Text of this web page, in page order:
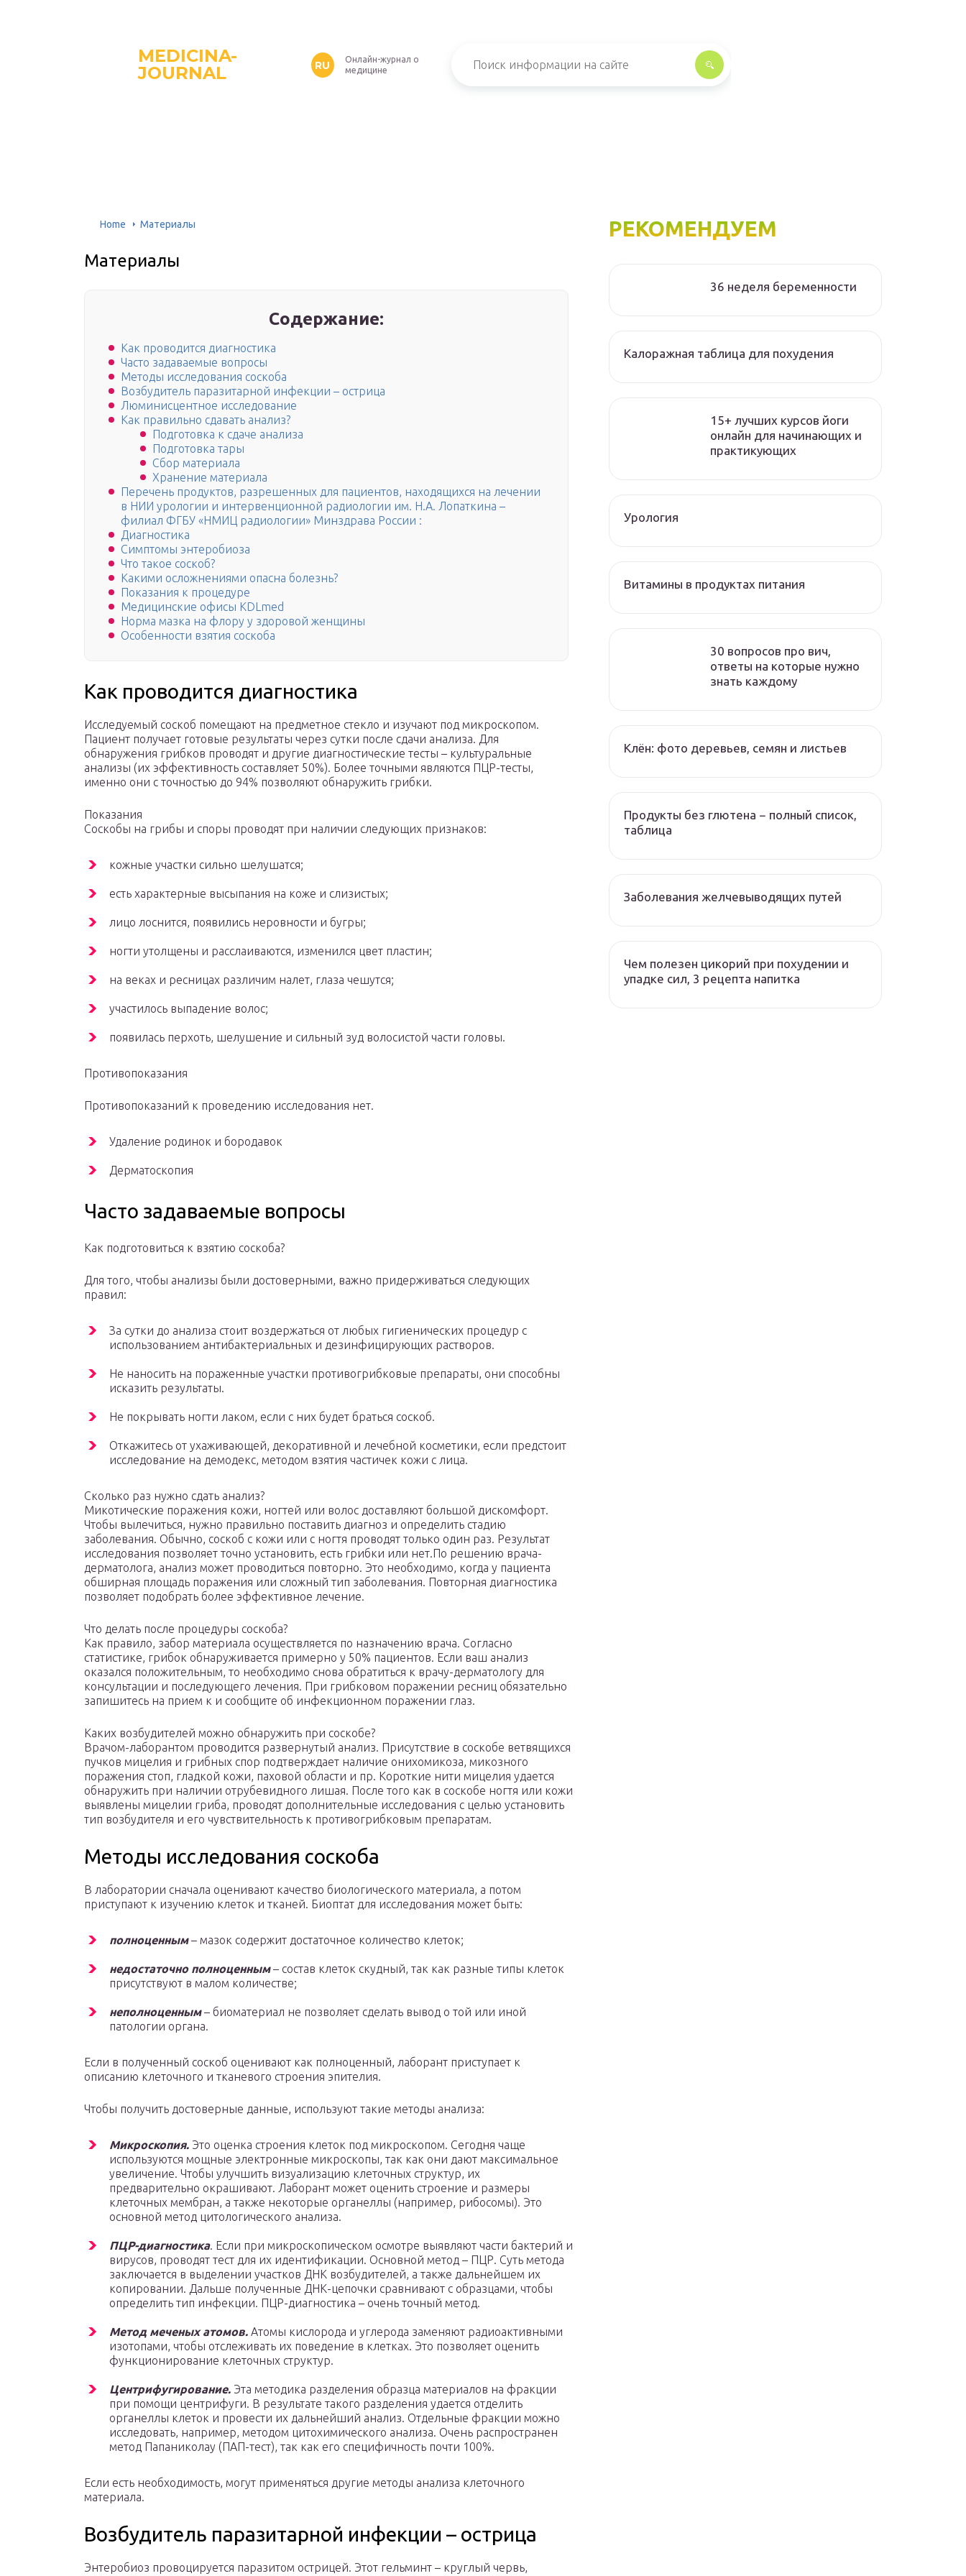
MEDICINA-
JOURNAL
RU
Онлайн-журнал о
медицине
Home Материалы
Материалы
Содержание:
Как проводится диагностика
Часто задаваемые вопросы
Методы исследования соскоба
Возбудитель паразитарной инфекции – острица
Люминисцентное исследование
Как правильно сдавать анализ?
Подготовка к сдаче анализа
Подготовка тары
Сбор материала
Хранение материала
Перечень продуктов, разрешенных для пациентов, находящихся на лечении
в НИИ урологии и интервенционной радиологии им. Н.А. Лопаткина –
филиал ФГБУ «НМИЦ радиологии» Минздрава России :
Диагностика
Симптомы энтеробиоза
Что такое соскоб?
Какими осложнениями опасна болезнь?
Показания к процедуре
Медицинские офисы KDLmed
Норма мазка на флору у здоровой женщины
Особенности взятия соскоба
Как проводится диагностика
Исследуемый соскоб помещают на предметное стекло и изучают под микроскопом.
Пациент получает готовые результаты через сутки после сдачи анализа. Для
обнаружения грибков проводят и другие диагностические тесты – культуральные
анализы (их эффективность составляет 50%). Более точными являются ПЦР-тесты,
именно они с точностью до 94% позволяют обнаружить грибки.
Показания
Соскобы на грибы и споры проводят при наличии следующих признаков:
кожные участки сильно шелушатся;
есть характерные высыпания на коже и слизистых;
лицо лоснится, появились неровности и бугры;
ногти утолщены и расслаиваются, изменился цвет пластин;
на веках и ресницах различим налет, глаза чешутся;
участилось выпадение волос;
появилась перхоть, шелушение и сильный зуд волосистой части головы.
Противопоказания
Противопоказаний к проведению исследования нет.
Удаление родинок и бородавок
Дерматоскопия
Часто задаваемые вопросы
Как подготовиться к взятию соскоба?
Для того, чтобы анализы были достоверными, важно придерживаться следующих
правил:
За сутки до анализа стоит воздержаться от любых гигиенических процедур с
использованием антибактериальных и дезинфицирующих растворов.
Не наносить на пораженные участки противогрибковые препараты, они способны
исказить результаты.
Не покрывать ногти лаком, если с них будет браться соскоб.
Откажитесь от ухаживающей, декоративной и лечебной косметики, если предстоит
исследование на демодекс, методом взятия частичек кожи с лица.
Сколько раз нужно сдать анализ?
Микотические поражения кожи, ногтей или волос доставляют большой дискомфорт.
Чтобы вылечиться, нужно правильно поставить диагноз и определить стадию
заболевания. Обычно, соскоб с кожи или с ногтя проводят только один раз. Результат
исследования позволяет точно установить, есть грибки или нет.По решению врача-
дерматолога, анализ может проводиться повторно. Это необходимо, когда у пациента
обширная площадь поражения или сложный тип заболевания. Повторная диагностика
позволяет подобрать более эффективное лечение.
Что делать после процедуры соскоба?
Как правило, забор материала осуществляется по назначению врача. Согласно
статистике, грибок обнаруживается примерно у 50% пациентов. Если ваш анализ
оказался положительным, то необходимо снова обратиться к врачу-дерматологу для
консультации и последующего лечения. При грибковом поражении ресниц обязательно
запишитесь на прием к и сообщите об инфекционном поражении глаз.
Каких возбудителей можно обнаружить при соскобе?
Врачом-лаборантом проводится развернутый анализ. Присутствие в соскобе ветвящихся
пучков мицелия и грибных спор подтверждает наличие онихомикоза, микозного
поражения стоп, гладкой кожи, паховой области и пр. Короткие нити мицелия удается
обнаружить при наличии отрубевидного лишая. После того как в соскобе ногтя или кожи
выявлены мицелии гриба, проводят дополнительные исследования с целью установить
тип возбудителя и его чувствительность к противогрибковым препаратам.
Методы исследования соскоба
В лаборатории сначала оценивают качество биологического материала, а потом
приступают к изучению клеток и тканей. Биоптат для исследования может быть:
полноценным– мазок содержит достаточное количество клеток;
недостаточно полноценным– состав клеток скудный, так как разные типы клеток
присутствуют в малом количестве;
неполноценным– биоматериал не позволяет сделать вывод о той или иной
патологии органа.
Если в полученный соскоб оценивают как полноценный, лаборант приступает к
описанию клеточного и тканевого строения эпителия.
Чтобы получить достоверные данные, используют такие методы анализа:
Микроскопия. Это оценка строения клеток под микроскопом. Сегодня чаще
используются мощные электронные микроскопы, так как они дают максимальное
увеличение. Чтобы улучшить визуализацию клеточных структур, их
предварительно окрашивают. Лаборант может оценить строение и размеры
клеточных мембран, а также некоторые органеллы (например, рибосомы). Это
основной метод цитологического анализа.
ПЦР-диагностика. Если при микроскопическом осмотре выявляют части бактерий и
вирусов, проводят тест для их идентификации. Основной метод – ПЦР. Суть метода
заключается в выделении участков ДНК возбудителей, а также дальнейшем их
копировании. Дальше полученные ДНК-цепочки сравнивают с образцами, чтобы
определить тип инфекции. ПЦР-диагностика – очень точный метод.
Метод меченых атомов. Атомы кислорода и углерода заменяют радиоактивными
изотопами, чтобы отслеживать их поведение в клетках. Это позволяет оценить
функционирование клеточных структур.
Центрифугирование. Эта методика разделения образца материалов на фракции
при помощи центрифуги. В результате такого разделения удается отделить
органеллы клеток и провести их дальнейший анализ. Отдельные фракции можно
исследовать, например, методом цитохимического анализа. Очень распространен
метод Папаниколау (ПАП-тест), так как его специфичность почти 100%.
Если есть необходимость, могут применяться другие методы анализа клеточного
материала.
Возбудитель паразитарной инфекции – острица
Энтеробиоз провоцируется паразитом острицей. Этот гельминт – круглый червь,
РЕКОМЕНДУЕМ
36 неделя беременности
Калоражная таблица для похудения
15+ лучших курсов йоги
онлайн для начинающих и
практикующих
Урология
Витамины в продуктах питания
30 вопросов про вич,
ответы на которые нужно
знать каждому
Клён: фото деревьев, семян и листьев
Продукты без глютена − полный список,
таблица
Заболевания желчевыводящих путей
Чем полезен цикорий при похудении и
упадке сил, 3 рецепта напитка